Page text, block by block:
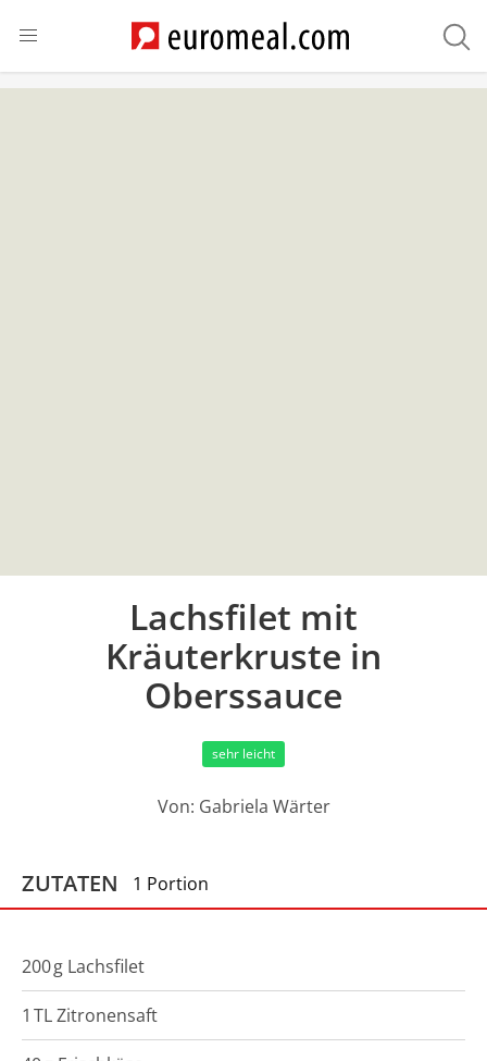
Lachsfilet mit
Kräuterkruste in
Oberssauce
sehr leicht
Von: Gabriela Wärter
ZUTATEN 1 Portion
200g Lachsfilet
1 TLZitronensaft